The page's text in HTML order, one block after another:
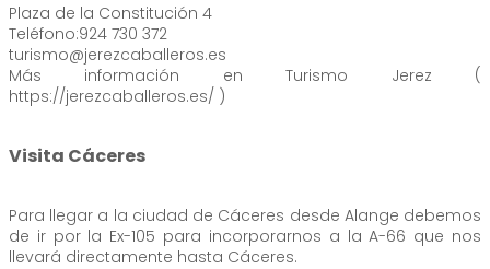
Plaza de la Constitución 4
Teléfono:924 730 372
turismo@jerezcaballeros.es
Más información en Turismo Jerez (
https://jerezcaballeros.es/ )
Visita Cáceres
Para llegar a la ciudad de Cáceres desde Alange debemos
de ir por la Ex-105 para incorporarnos a la A-66 que nos
llevará directamente hasta Cáceres.